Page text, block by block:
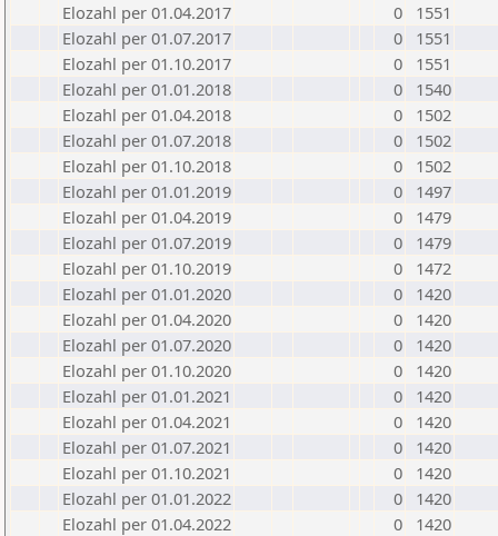
Elozahl per 01.04.2017
0
1551
Elozahl per 01.07.2017
0
1551
Elozahl per 01.10.2017
0
1551
Elozahl per 01.01.2018
0
1540
Elozahl per 01.04.2018
0
1502
Elozahl per 01.07.2018
0
1502
Elozahl per 01.10.2018
0
1502
Elozahl per 01.01.2019
0
1497
Elozahl per 01.04.2019
0
1479
Elozahl per 01.07.2019
0
1479
Elozahl per 01.10.2019
0
1472
Elozahl per 01.01.2020
0
1420
Elozahl per 01.04.2020
0
1420
Elozahl per 01.07.2020
0
1420
Elozahl per 01.10.2020
0
1420
Elozahl per 01.01.2021
0
1420
Elozahl per 01.04.2021
0
1420
Elozahl per 01.07.2021
0
1420
Elozahl per 01.10.2021
0
1420
Elozahl per 01.01.2022
0
1420
Elozahl per 01.04.2022
0
1420